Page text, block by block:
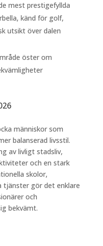
mest prestigefyllda
känd för golf,
utsikt över dalen
öster om
människor som
balanserad livsstil.
av livligt stadsliv,
och en stark
skolor,
tjänster gör det enklare
och
bekvämt.